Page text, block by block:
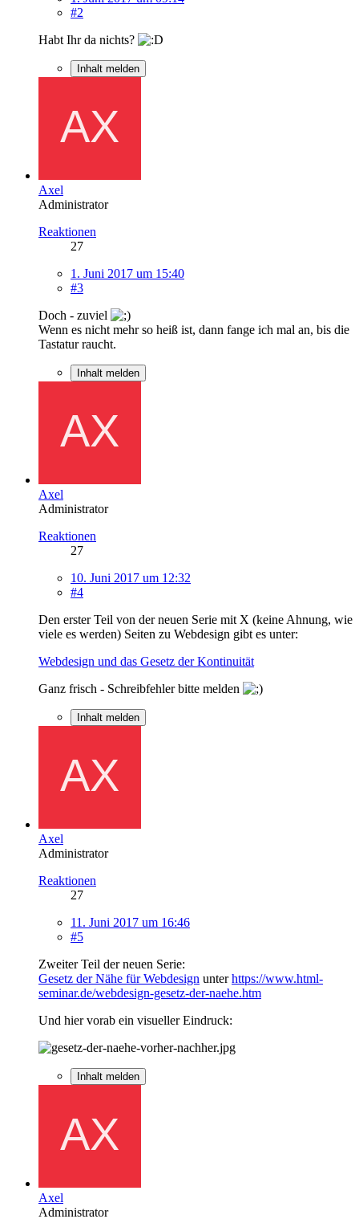
#2
Habt Ihr da nichts?
Inhalt melden
Axel
Administrator
Reaktionen
27
1. Juni 2017 um 15:40
#3
Doch - zuviel
Wenn es nicht mehr so heiß ist, dann fange ich mal an, bis die
Tastatur raucht.
Inhalt melden
Axel
Administrator
Reaktionen
27
10. Juni 2017 um 12:32
#4
Den erster Teil von der neuen Serie mit X (keine Ahnung, wie
viele es werden) Seiten zu Webdesign gibt es unter:
Webdesign und das Gesetz der Kontinuität
Ganz frisch - Schreibfehler bitte melden
Inhalt melden
Axel
Administrator
Reaktionen
27
11. Juni 2017 um 16:46
#5
Zweiter Teil der neuen Serie:
Gesetz der Nähe für Webdesign unterhttps://www.html-
seminar.de/webdesign-gesetz-der-naehe.htm
Und hier vorab ein visueller Eindruck:
Inhalt melden
Axel
Administrator